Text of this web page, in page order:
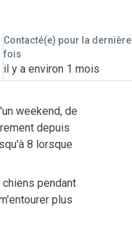
Contacté(e) pour la dernière
fois
il y a environ 1 mois
weekend, de
depuis
8 lorsque
pendant
plus